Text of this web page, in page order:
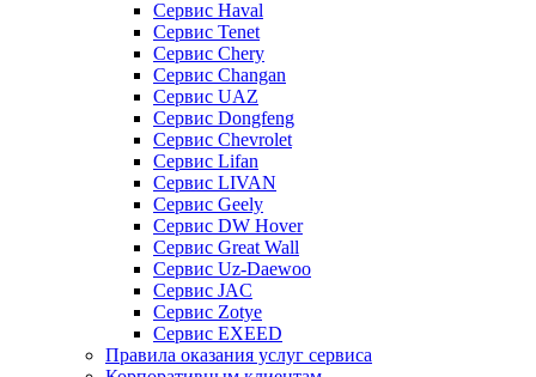
Сервис Haval
Сервис Tenet
Сервис Chery
Сервис Changan
Сервис UAZ
Сервис Dongfeng
Сервис Chevrolet
Сервис Lifan
Сервис LIVAN
Сервис Geely
Сервис DW Hover
Сервис Great Wall
Сервис Uz-Daewoo
Сервис JAC
Сервис Zotye
Сервис EXEED
Правила оказания услуг сервиса